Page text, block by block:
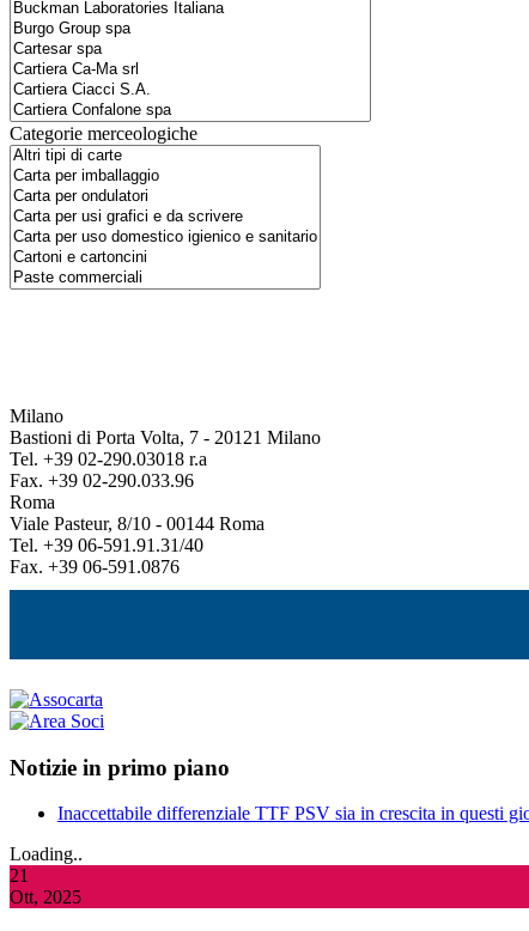
Categorie merceologiche
Milano
Bastioni di Porta Volta, 7 - 20121 Milano
Tel. +39 02-290.03018 r.a
Fax. +39 02-290.033.96
Roma
Viale Pasteur, 8/10 - 00144 Roma
Tel. +39 06-591.91.31/40
Fax. +39 06-591.0876
Notizie in primo piano
Inaccettabile differenziale TTF PSV sia in crescita in questi
Loading..
21
Ott, 2025